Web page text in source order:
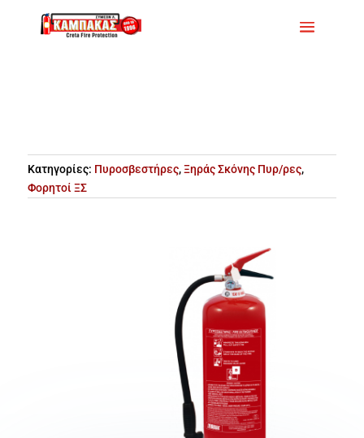
Κατηγορίες: Πυροσβεστήρες,Ξηράς Σκόνης Πυρ/ρες,
Φορητοί ΞΣ